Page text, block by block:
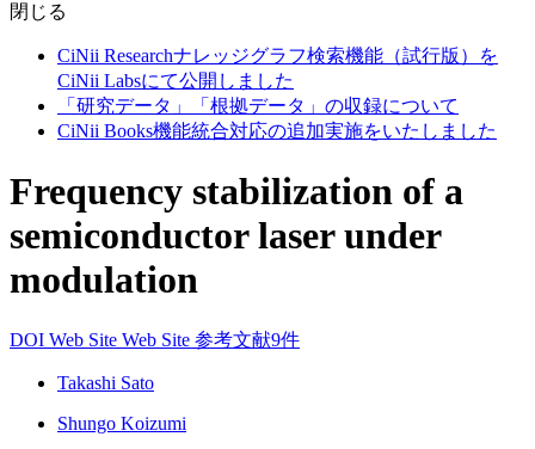
閉じる
CiNii Researchナレッジグラフ検索機能（試行版）を
CiNii Labsにて公開しました
「研究データ」「根拠データ」の収録について
CiNii Books機能統合対応の追加実施をいたしました
Frequency stabilization of a
semiconductor laser under
modulation
DOI Web Site Web Site 参考文献9件
Takashi Sato
Shungo Koizumi